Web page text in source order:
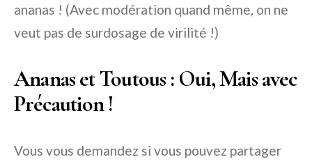
ananas ! (Avec modération quand même, on ne
veut pas de surdosage de virilité !)
Ananas et Toutous : Oui, Mais avec
Précaution !
Vous vous demandez si vous pouvez partager